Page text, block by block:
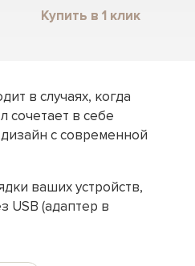
Купить в 1 клик
в случаях, когда
сочетает в себе
с современной
ваших устройств,
USB (адаптер в